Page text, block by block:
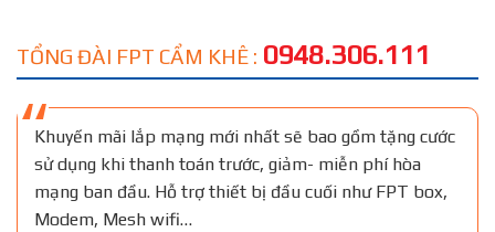
TỔNG ĐÀI FPT CẨM KHÊ : 0948.306.111
Khuyến mãi lắp mạng mới nhất sẽ bao gồm tặng cước
sử dụng khi thanh toán trước, giảm- miễn phí hòa
mạng ban đầu. Hỗ trợ thiết bị đầu cuối như FPT box,
Modem, Mesh wifi…